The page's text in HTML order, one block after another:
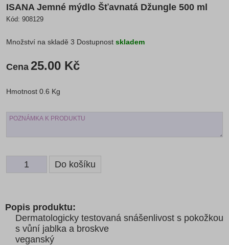
ISANA Jemné mýdlo Šťavnatá Džungle 500 ml
Kód: 908129
Množství na skladě 3 Dostupnost skladem
Cena 25.00 Kč
Hmotnost 0.6 Kg
Popis produktu:
Dermatologicky testovaná snášenlivost s pokožkou
s vůní jablka a broskve
veganský